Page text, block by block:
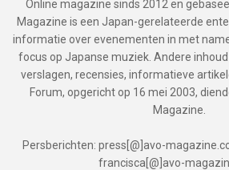
Online magazine sinds 2012 en
Magazine is een Japan-gerelateerde
informatie over evenementen in met
focus op Japanse muziek. Andere
verslagen, recensies, informatieve
Forum, opgericht op 16 mei 2003,
Magazine.
Persberichten: press[@]avo-
francisca[@]avo-